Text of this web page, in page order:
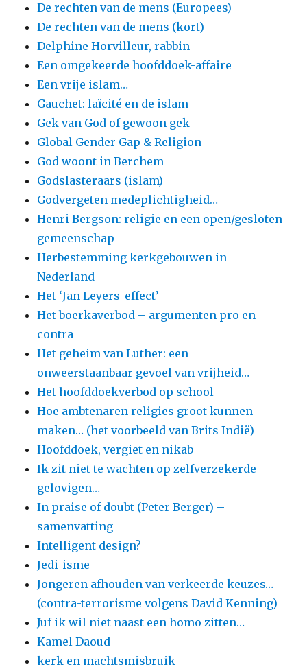
De rechten van de mens (Europees)
De rechten van de mens (kort)
Delphine Horvilleur, rabbin
Een omgekeerde hoofddoek-affaire
Een vrije islam…
Gauchet: laïcité en de islam
Gek van God of gewoon gek
Global Gender Gap & Religion
God woont in Berchem
Godslasteraars (islam)
Godvergeten medeplichtigheid…
Henri Bergson: religie en een open/gesloten
gemeenschap
Herbestemming kerkgebouwen in
Nederland
Het ‘Jan Leyers-effect’
Het boerkaverbod – argumenten pro en
contra
Het geheim van Luther: een
onweerstaanbaar gevoel van vrijheid…
Het hoofddoekverbod op school
Hoe ambtenaren religies groot kunnen
maken… (het voorbeeld van Brits Indië)
Hoofddoek, vergiet en nikab
Ik zit niet te wachten op zelfverzekerde
gelovigen…
In praise of doubt (Peter Berger) –
samenvatting
Intelligent design?
Jedi-isme
Jongeren afhouden van verkeerde keuzes…
(contra-terrorisme volgens David Kenning)
Juf ik wil niet naast een homo zitten…
Kamel Daoud
kerk en machtsmisbruik